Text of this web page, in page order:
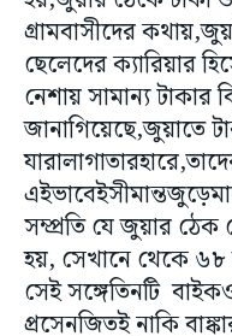
গ্রামবাসীদের
ছেলেদের ক্যারিয়ার
নেশায় সামান্য টাকার
জানাগিয়েছে,জুয়াতে
সম্প্রতি যে জুয়ার ঠেক
হয়, সেখানে থেকে ৬৮
সেই সঙ্গেতিনটি
প্রসেনজিতই নাকি